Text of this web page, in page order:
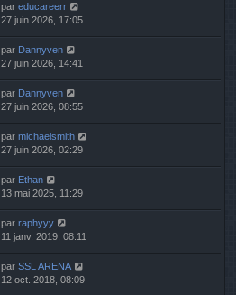
par educareerr
27 juin 2026, 17:05
par Dannyven
27 juin 2026, 14:41
par Dannyven
27 juin 2026, 08:55
par michaelsmith
27 juin 2026, 02:29
par Ethan
13 mai 2025, 11:29
par raphyyy
11 janv. 2019, 08:11
par SSL ARENA
12 oct. 2018, 08:09